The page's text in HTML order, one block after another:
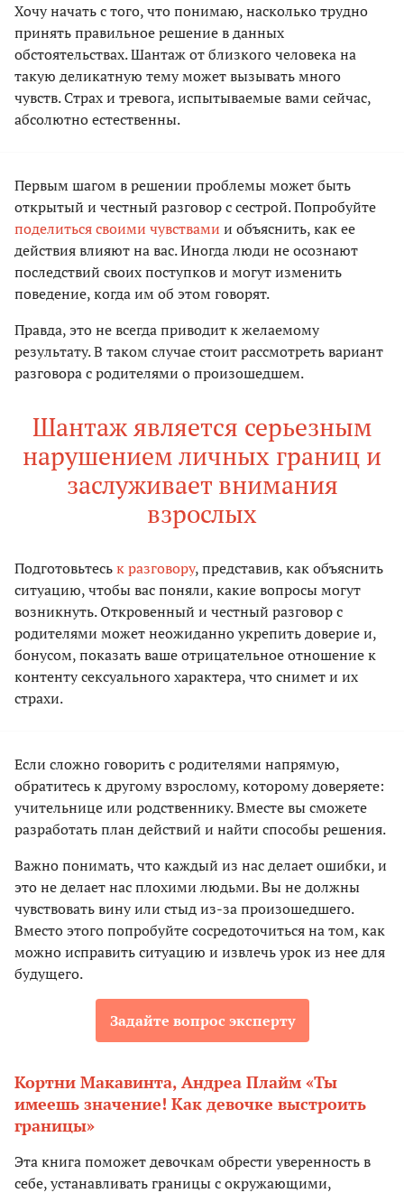
Хочу начать с того, что понимаю, насколько трудно
принять правильное решение в данных
обстоятельствах. Шантаж от близкого человека на
такую деликатную тему может вызывать много
чувств. Страх и тревога, испытываемые вами сейчас,
абсолютно естественны.
Первым шагом в решении проблемы может быть
открытый и честный разговор с сестрой. Попробуйте
поделиться своими чувствами и объяснить, как ее
действия влияют на вас. Иногда люди не осознают
последствий своих поступков и могут изменить
поведение, когда им об этом говорят.
Правда, это не всегда приводит к желаемому
результату. В таком случае стоит рассмотреть вариант
разговора с родителями о произошедшем.
Шантаж является серьезным
нарушением личных границ и
заслуживает внимания
взрослых
Подготовьтеськ разговору, представив, как объяснить
ситуацию, чтобы вас поняли, какие вопросы могут
возникнуть. Откровенный и честный разговор с
родителями может неожиданно укрепить доверие и,
бонусом, показать ваше отрицательное отношение к
контенту сексуального характера, что снимет и их
страхи.
Если сложно говорить с родителями напрямую,
обратитесь к другому взрослому, которому доверяете:
учительнице или родственнику. Вместе вы сможете
разработать план действий и найти способы решения.
Важно понимать, что каждый из нас делает ошибки, и
это не делает нас плохими людьми. Вы не должны
чувствовать вину или стыд из-за произошедшего.
Вместо этого попробуйте сосредоточиться на том, как
можно исправить ситуацию и извлечь урок из нее для
будущего.
Задайте вопрос эксперту
Кортни Макавинта, Андреа Плайм «Ты
имеешь значение! Как девочке выстроить
границы»
Эта книга поможет девочкам обрести уверенность в
себе, устанавливать границы с окружающими,